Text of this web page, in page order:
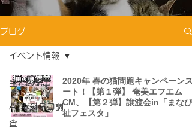
ブログ
全ての記事
ACN外ネコ調
査
イベント情報
2020年 春の猫問題キャンペーンス
ート！【第１弾】 奄美エフエム
CM、【第２弾】譲渡会in「まなび
祉フェスタ」